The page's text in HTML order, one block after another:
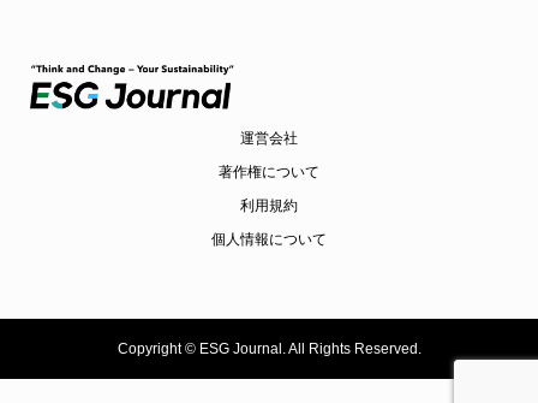
運営会社
著作権について
利用規約
個人情報について
Copyright ©ESG Journal. All Rights Reserved.